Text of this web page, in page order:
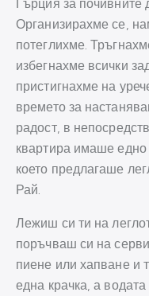
Организирахме се,
потеглихме.
избегнахме всички
пристигнахме на
времето за
радост, в
квартира имаше едно
което предлагаше
Рай.
Лежиш си ти на
поръчваш си на
пиене или хапване и
една крачка, а